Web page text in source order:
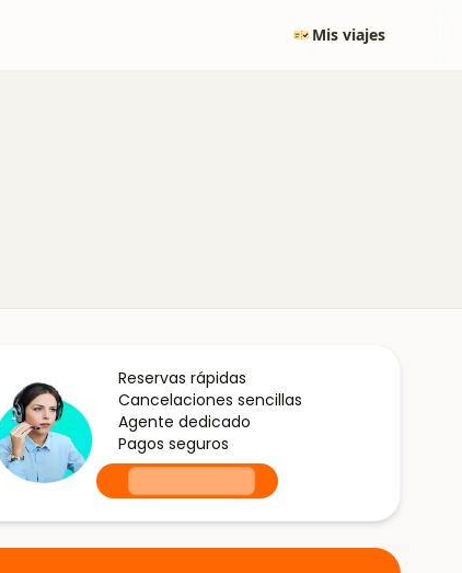
Mis viajes
Reservas rápidas
Cancelaciones sencillas
Agente dedicado
Pagos seguros